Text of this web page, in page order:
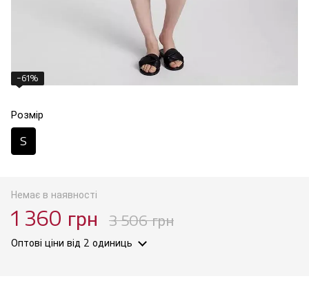
−61%
Розмір
S
Немає в наявності
1 360 грн 3 506 грн
Оптові ціни від 2 одиниць